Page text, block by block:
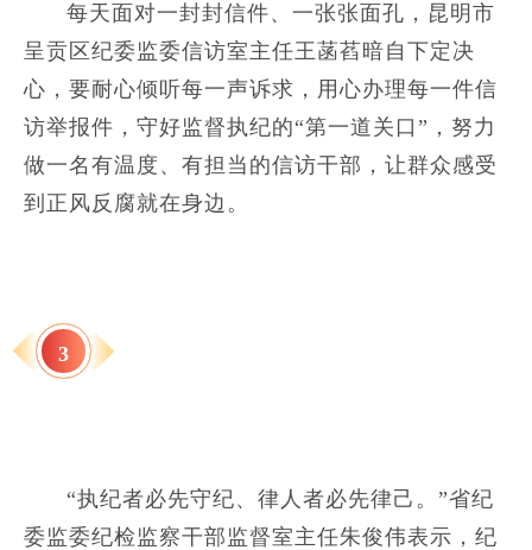
每天面对一封封信件、一张张面孔，昆明市
呈贡区纪委监委信访室主任王菡萏暗自下定决
心，要耐心倾听每一声诉求，用心办理每一件信
访举报件，守好监督执纪的“第一道关口”，努力
做一名有温度、有担当的信访干部，让群众感受
到正风反腐就在身边。
3
“执纪者必先守纪、律人者必先律己。”省纪
委监委纪检监察干部监督室主任朱俊伟表示，纪